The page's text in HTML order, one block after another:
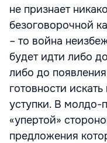
не признает
безоговорочной
– то война
будет идти либо
либо до
готовности
уступки. В молдо-
«упертой»
предложения